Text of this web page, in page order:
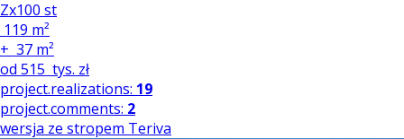
Zx100 st
119 m²
+ 37 m²
od 515 tys. zł
project.realizations: 19
project.comments: 2
wersja ze stropem Teriva